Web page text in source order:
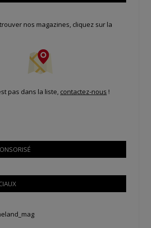
nos magazines, cliquez sur la
pas dans la liste, contactez-nous !